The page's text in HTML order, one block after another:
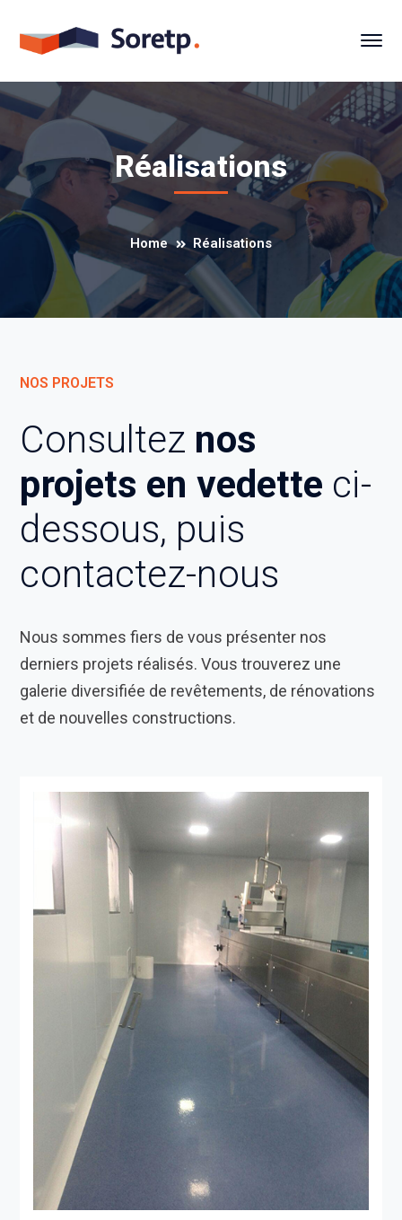
Réalisations
Home Réalisations
NOS PROJETS
Consultez nos
projets en vedette ci-
dessous, puis
contactez-nous
Nous sommes fiers de vous présenter nos
derniers projets réalisés. Vous trouverez une
galerie diversifiée de revêtements, de rénovations
et de nouvelles constructions.